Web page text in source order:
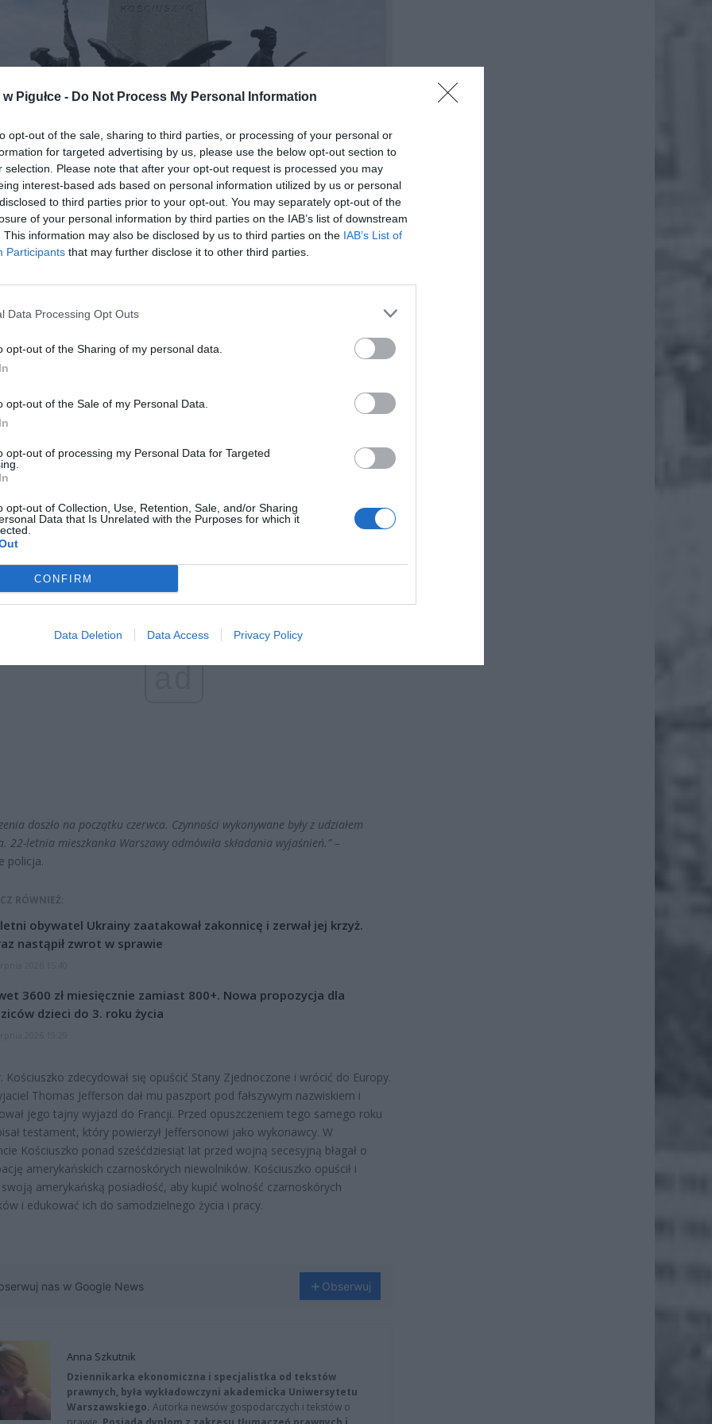
Pigułce - Do Not Process My Personal Information
opt-out of the sale, sharing to third parties, or processing of your personal or
for targeted advertising by us, please use the below opt-out section to
selection. Please note that after your opt-out request is processed you may
interest-based ads based on personal information utilized by us or personal
to third parties prior to your opt-out. You may separately opt-out of the
of your personal information by third parties on the IAB’s list of downstream
This information may also be disclosed by us to third parties on the IAB’s List of
Participants that may further disclose it to other third parties.
Data Processing Opt Outs
opt-out of the Sharing of my personal data.
opt-out of the Sale of my Personal Data.
opt-out of processing my Personal Data for Targeted
opt-out of Collection, Use, Retention, Sale, and/or Sharing
Data that Is Unrelated with the Purposes for which it
CONFIRM
Data Deletion Data Access Privacy Policy
Tadeusza Kościuszki w Warszawie. Do zdarzenia doszło na początku czerwca.
wykonywane były z udziałem adwokata. 22-letnia mieszkanka Warszawy
Warszawa (@Policja_KSP) June 25, 2020
doszło na początku czerwca. Czynności wykonywane były z udziałem
22-letnia mieszkanka Warszawy odmówiła składania wyjaśnień.” –
policja.
RÓWNIEŻ:
obywatel Ukrainy zaatakował zakonnicę i zerwał jej krzyż.
nastąpił zwrot w sprawie
3600 zł miesięcznie zamiast 800+. Nowa propozycja dla
dzieci do 3. roku życia
Kościuszko zdecydował się opuścić Stany Zjednoczone i wrócić do Europy.
Thomas Jefferson dał mu paszport pod fałszywym nazwiskiem i
jego tajny wyjazd do Francji. Przed opuszczeniem tego samego roku
testament, który powierzył Jeffersonowi jako wykonawcy. W
Kościuszko ponad sześćdziesiąt lat przed wojną secesyjną błagał o
amerykańskich czarnoskórych niewolników. Kościuszko opuścił i
swoją amerykańską posiadłość, aby kupić wolność czarnoskórych
i edukować ich do samodzielnego życia i pracy.
nas w Google News Obserwuj
Anna Szkutnik
Dziennikarka ekonomiczna i specjalistka od tekstów
prawnych, była wykładowczyni akademicka Uniwersytetu
Warszawskiego. Autorka newsów gospodarczych i tekstów o